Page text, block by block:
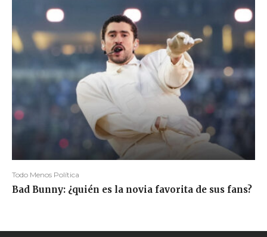
Todo Menos Política
Bad Bunny: ¿quién es la novia favorita de sus fans?